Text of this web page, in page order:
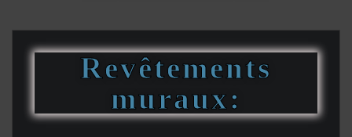
Revêtements
muraux: